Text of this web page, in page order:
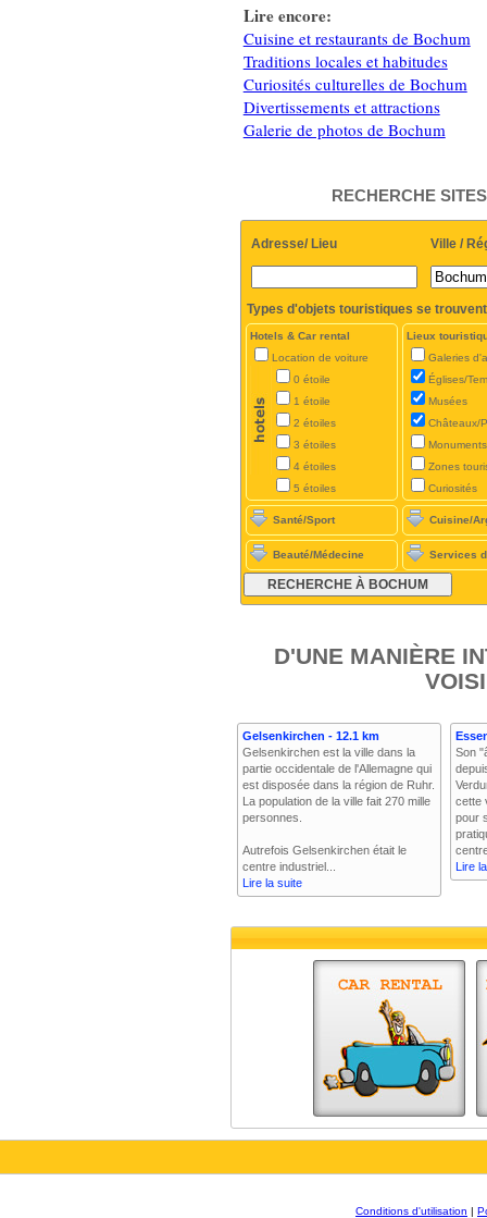
Lire encore:
Cuisine et restaurants de Bochum
Traditions locales et habitudes
Curiosités culturelles de Bochum
Divertissements et attractions
Galerie de photos de Bochum
RECHERCHE
Adresse/ Lieu Ville /
Types d'objets touristiques se trouvent
Hotels & Car rental
Location de voiture
0 étoile
1 étoile
2 étoiles
3 étoiles
4 étoiles
5 étoiles
Lieux
Galeries
Églises/
Musées
Châteaux/
Monuments
Zones
Curiosités
Santé/Sport Cuisine/
Beauté/Médecine Services
D'UNE MANIÈRE
Gelsenkirchen - 12.1 km
Gelsenkirchen est la ville dans la
partie occidentale de l'Allemagne qui
est disposée dans la région de Ruhr.
La population de la ville fait 270 mille
personnes.
Autrefois Gelsenkirchen était le
centre industriel...
Lire la suite
Son
cette
pour
Lire
Conditions d'utilisation |